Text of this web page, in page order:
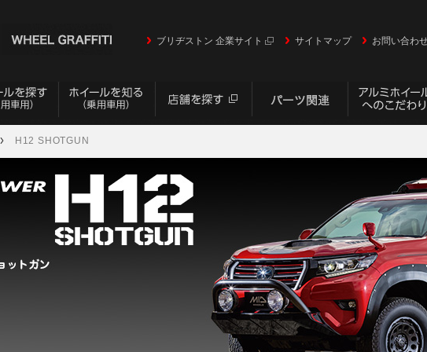
お問い合わ
サイトマップ
ブリヂストン 企業サイト
H12 SHOTGUN